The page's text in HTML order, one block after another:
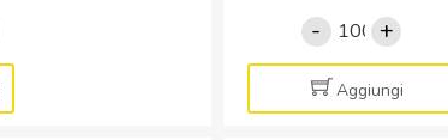
-
TASKER
CAVO
C105
TN
+
Aggiungi